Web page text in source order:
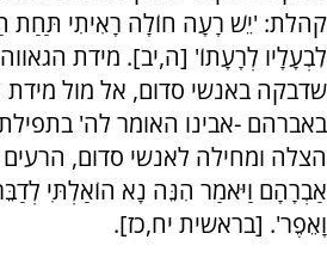
קהלת: 'יֵשׁ רָעָה חוֹלָה רָאִיתִי
לִבְעָלָיו לְרָעָתוֹ' [ה,יב]. מידת
שדבקה באנשי סדום, אל מול
באברהם -אבינו האומר לה'
הצלה ומחילה לאנשי סדום, הרעים
אַבְרָהָם וַיֹּאמַר הִנֵּה נָא הוֹאַלְתִּי
וָאֵפֶר'. [בראשית יח,כז].